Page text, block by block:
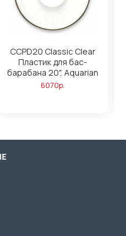
CCPD20 Classic Clear
Пластик для бас-
барабана 20", Aquarian
6070р.